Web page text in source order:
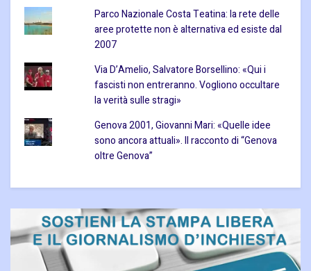
Parco Nazionale Costa Teatina: la rete delle
aree protette non è alternativa ed esiste dal
2007
Via D’Amelio, Salvatore Borsellino: «Qui i
fascisti non entreranno. Vogliono occultare
la verità sulle stragi»
Genova 2001, Giovanni Mari: «Quelle idee
sono ancora attuali». Il racconto di “Genova
oltre Genova”